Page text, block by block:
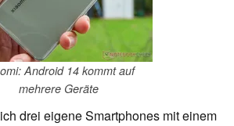
Android 14 kommt auf
mehrere Geräte
drei eigene Smartphones mit einem